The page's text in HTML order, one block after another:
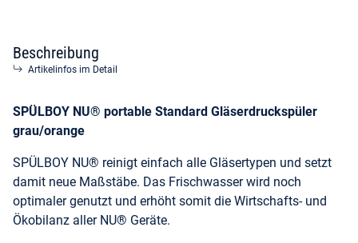
Beschreibung
Artikelinfos im Detail
SPÜLBOY NU® portable Standard Gläserdruckspüler
grau/orange
SPÜLBOY NU® reinigt einfach alle Gläsertypen und setzt
damit neue Maßstäbe. Das Frischwasser wird noch
optimaler genutzt und erhöht somit die Wirtschafts- und
Ökobilanz aller NU® Geräte.